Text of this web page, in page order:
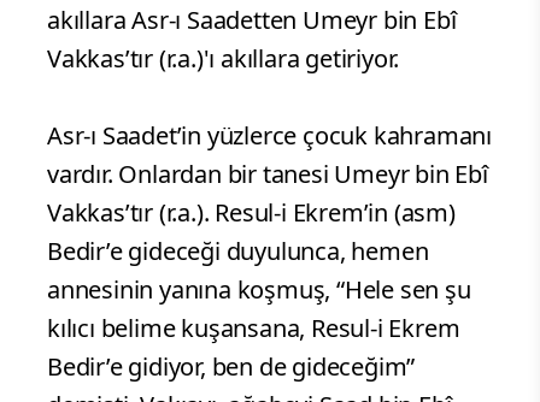
akıllara Asr-ı Saadetten Umeyr bin Ebî
Vakkas’tır (r.a.)'ı akıllara getiriyor.
Asr-ı Saadet’in yüzlerce çocuk kahramanı
vardır. Onlardan bir tanesi Umeyr bin Ebî
Vakkas’tır (r.a.). Resul-i Ekrem’in (asm)
Bedir’e gideceği duyulunca, hemen
annesinin yanına koşmuş, “Hele sen şu
kılıcı belime kuşansana, Resul-i Ekrem
Bedir’e gidiyor, ben de gideceğim”